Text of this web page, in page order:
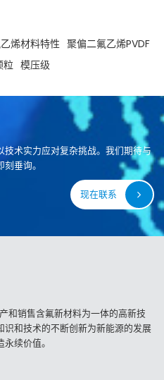
烯材料特性 聚偏二氟乙烯PVDF
粒 模压级
术实力应对复杂挑战。我们期待与
垂询。
现在联系
和销售含氟新材料为一体的高新技
和技术的不断创新为新能源的发展
续价值。